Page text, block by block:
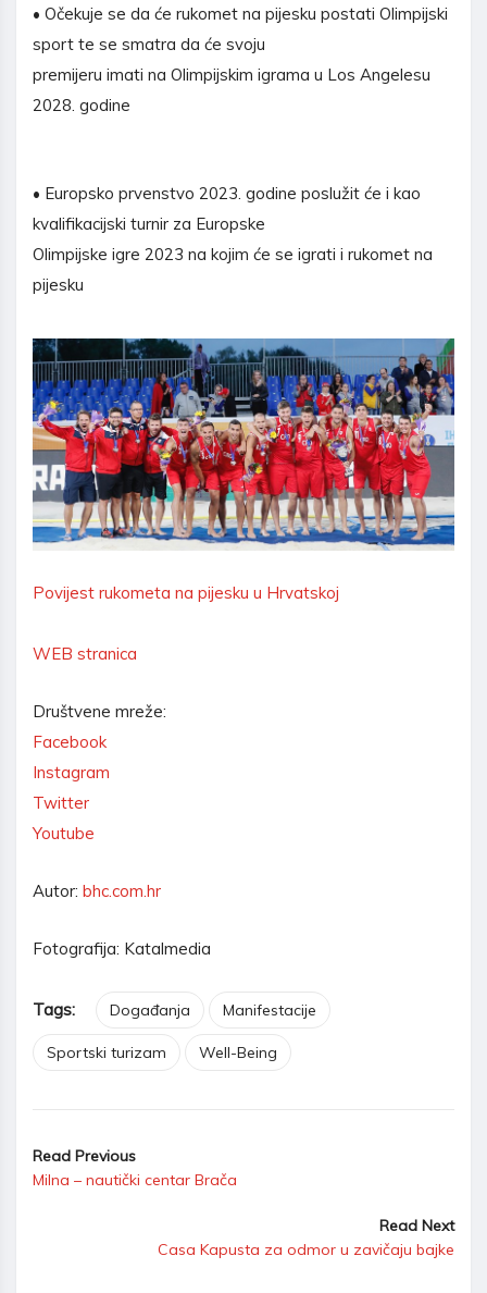
• Očekuje se da će rukomet na pijesku postati Olimpijski
sport te se smatra da će svoju
premijeru imati na Olimpijskim igrama u Los Angelesu
2028. godine
• Europsko prvenstvo 2023. godine poslužit će i kao
kvalifikacijski turnir za Europske
Olimpijske igre 2023 na kojim će se igrati i rukomet na
pijesku
Povijest rukometa na pijesku u Hrvatskoj
WEB stranica
Društvene mreže:
Facebook
Instagram
Twitter
Youtube
Autor: bhc.com.hr
Fotografija: Katalmedia
Tags: Događanja Manifestacije
Sportski turizam Well-Being
Read Previous
Milna – nautički centar Brača
Read Next
Casa Kapusta za odmor u zavičaju bajke